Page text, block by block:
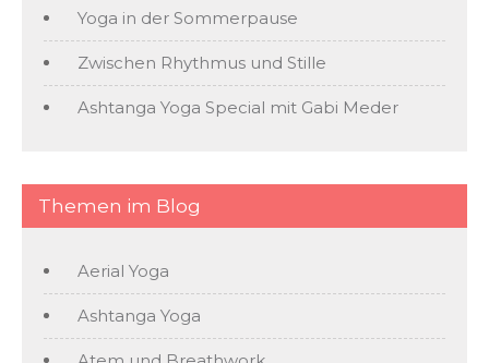
Yoga in der Sommerpause
Zwischen Rhythmus und Stille
Ashtanga Yoga Special mit Gabi Meder
Themen im Blog
Aerial Yoga
Ashtanga Yoga